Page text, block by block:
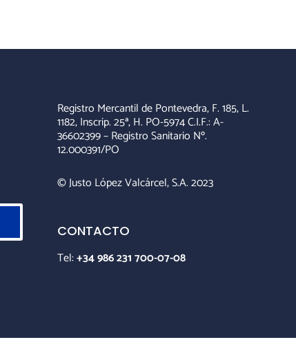
Registro Mercantil de Pontevedra, F. 185, L.
1182, Inscrip. 25ª, H. PO-5974 C.I.F.: A-
36602399 – Registro Sanitario Nº.
12.000391/PO
© Justo López Valcárcel, S.A. 2023
CONTACTO
Tel:+34 986 231 700-07-08